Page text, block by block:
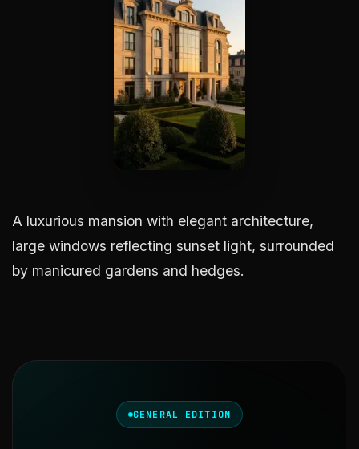
A luxurious mansion with elegant architecture,
large windows reflecting sunset light, surrounded
by manicured gardens and hedges.
GENERAL EDITION